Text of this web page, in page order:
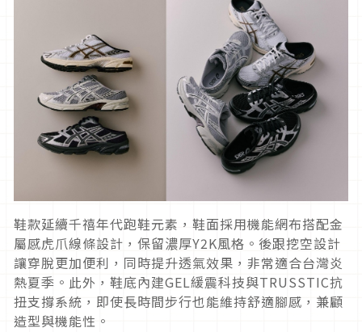
鞋款延續千禧年代跑鞋元素，鞋面採用機能網布搭配金
屬感虎爪線條設計，保留濃厚Y2K風格。後跟挖空設計
讓穿脫更加便利，同時提升透氣效果，非常適合台灣炎
熱夏季。此外，鞋底內建GEL緩震科技與TRUSSTIC抗
扭支撐系統，即使長時間步行也能維持舒適腳感，兼顧
造型與機能性。